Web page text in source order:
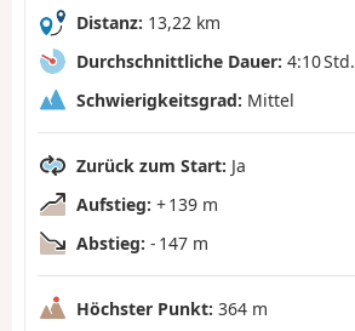
Distanz: 13,22 km
Durchschnittliche Dauer: 4:10 Std.
Schwierigkeitsgrad: Mittel
Zurück zum Start: Ja
Aufstieg: + 139 m
Abstieg: - 147 m
Höchster Punkt: 364 m